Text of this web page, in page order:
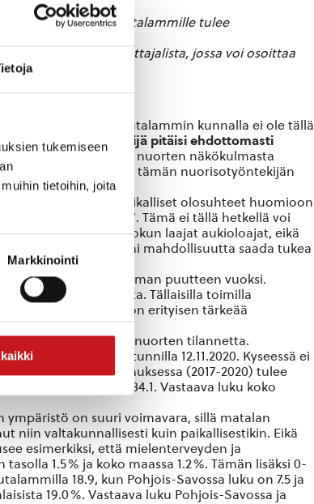
tukemiseen
tietoihin, joita
Markkinointi
on se, että Rautalammille tulee
on kannattajalista, jossa voi osoittaa
Rautalammin kunnalla ei ole tällä
nuorisotyöntekijä pitäisi ehdottomasti
nuorisotyöntekijä on nuorten näkökulmasta
ehkäisemään tämän nuorisotyöntekijän
kunnan tulee paikalliset olosuhteet huomioon
kansalaistoimintaa”. Tämä ei tällä hetkellä voi
taatakseen nuokun laajat aukioloajat, eikä
ystäviensä kanssa tai mahdollisuutta saada tukea
koulutetun työvoiman puutteen vuoksi.
nuorten tarpeita. Tällaisilla toimilla
suhteen luominen on erityisen tärkeää
on vaikeuttanut nuorten tilannetta.
hallituksen kyselytunnilla 12.11.2020. Kyseessä ei
hyvinvointikertomuksessa (2017-2020) tulee
Sisä-Savon alueen 84.1. Vastaava luku koko
on suuri voimavara, sillä matalan
niin valtakunnallisesti kuin paikallisestikin. Eikä
esimerkiksi, että mielenterveyden ja
1.5% ja koko maassa 1.2%. Tämän lisäksi 0-
18.9, kun Pohjois-Savossa luku on 7.5 ja
19.0%. Vastaava luku Pohjois-Savossa ja